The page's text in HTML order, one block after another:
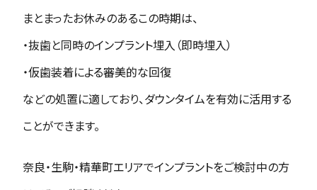
まとまったお休みのあるこの時期は、
・抜歯と同時のインプラント埋入（即時埋入）
・仮歯装着による審美的な回復
などの処置に適しており、ダウンタイムを有効に活用する
ことができます。
奈良・生駒・精華町エリアでインプラントをご検討中の方